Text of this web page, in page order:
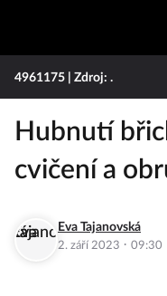
4961175 | Zdroj: .
Hubnutí
cvičení a
Eva Tajanovská
2. září 2023 · 09:30